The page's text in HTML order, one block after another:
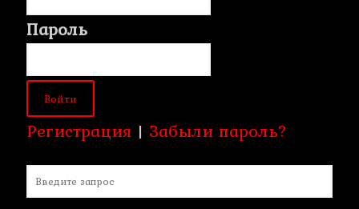
Пароль
Регистрация | Забыли пароль?